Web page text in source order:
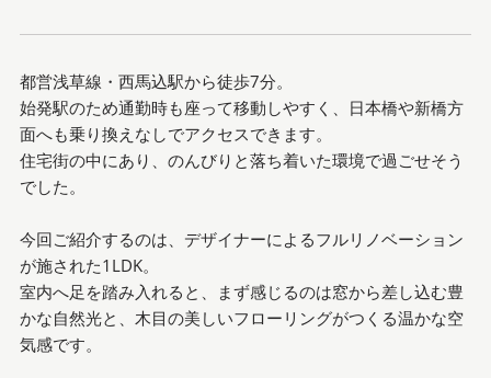
都営浅草線・西馬込駅から徒歩7分。
始発駅のため通勤時も座って移動しやすく、日本橋や新橋方
面へも乗り換えなしでアクセスできます。
住宅街の中にあり、のんびりと落ち着いた環境で過ごせそう
でした。
今回ご紹介するのは、デザイナーによるフルリノベーション
が施された1LDK。
室内へ足を踏み入れると、まず感じるのは窓から差し込む豊
かな自然光と、木目の美しいフローリングがつくる温かな空
気感です。